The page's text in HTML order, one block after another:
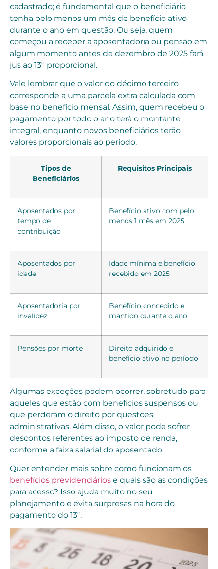
cadastrado; é fundamental que o beneficiário
tenha pelo menos um mês de benefício ativo
durante o ano em questão. Ou seja, quem
começou a receber a aposentadoria ou pensão em
algum momento antes de dezembro de 2025 fará
jus ao 13º proporcional.
Vale lembrar que o valor do décimo terceiro
corresponde a uma parcela extra calculada com
base no benefício mensal. Assim, quem recebeu o
pagamento por todo o ano terá o montante
integral, enquanto novos beneficiários terão
valores proporcionais ao período.
Tipos de
Beneficiários
Requisitos Principais
Aposentados por
tempo de
contribuição
Benefício ativo com pelo
menos 1 mês em 2025
Aposentados por
idade
Idade mínima e benefício
recebido em 2025
Aposentadoria por
invalidez
Benefício concedido e
mantido durante o ano
Pensões por morte
Direito adquirido e
benefício ativo no período
Algumas exceções podem ocorrer, sobretudo para
aqueles que estão com benefícios suspensos ou
que perderam o direito por questões
administrativas. Além disso, o valor pode sofrer
descontos referentes ao imposto de renda,
conforme a faixa salarial do aposentado.
Quer entender mais sobre como funcionam os
benefícios previdenciários e quais são as condições
para acesso? Isso ajuda muito no seu
planejamento e evita surpresas na hora do
pagamento do 13º.